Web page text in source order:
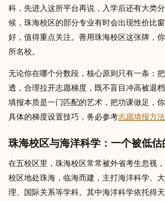
科，先进入这所平台再说，入学后还有大类
候，珠海校区的部分专业有时会出现性价比
好，值得重点关注。善用珠海校区这张牌，
所名校。
无论你在哪个分数段，核心原则只有一条：
透，合理拉开志愿梯度，既不盲目冲高被退
填报本质是一门匹配的艺术，把功课做足，
具体的梯度设置技巧，务必参考志愿填报方法
珠海校区与海洋科学：一个被低估
在五校区里，珠海校区常常被外省考生忽视
校区地处珠海，临海而建，主打海洋科学、
理、国际关系等学科。其中海洋科学依托得